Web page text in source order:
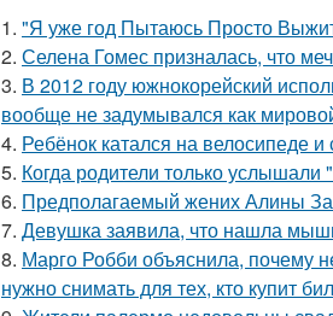
1. "Я уже год Пытаюсь Просто
2. Селена Гомес призналась, что
3. В 2012 году южнокорейский
вообще не задумывался как
4. Ребёнок катался на велосипеде
5. Когда родители только услышали
6. Предполагаемый жених Алины
7. Девушка заявила, что нашла
8. Марго Робби объяснила, почему
нужно снимать для тех, кто купит